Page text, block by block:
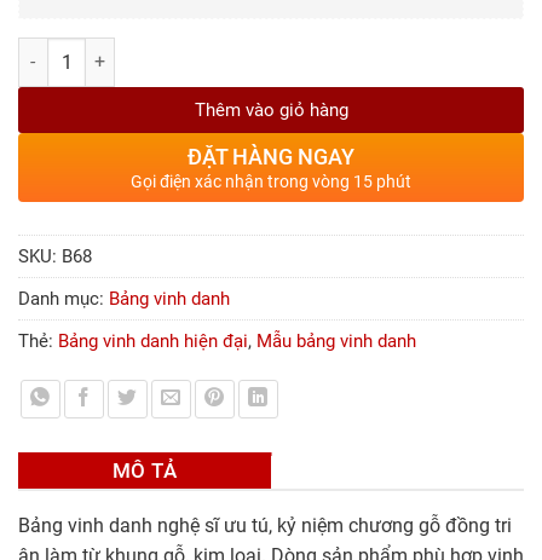
Số lượng
Thêm vào giỏ hàng
ĐẶT HÀNG NGAY
Gọi điện xác nhận trong vòng 15 phút
SKU: B68
Danh mục: Bảng vinh danh
Thẻ: Bảng vinh danh hiện đại, Mẫu bảng vinh danh
MÔ TẢ
Bảng vinh danh nghệ sĩ ưu tú, kỷ niệm chương gỗ đồng tri
ân làm từ khung gỗ, kim loại. Dòng sản phẩm phù hợp vinh